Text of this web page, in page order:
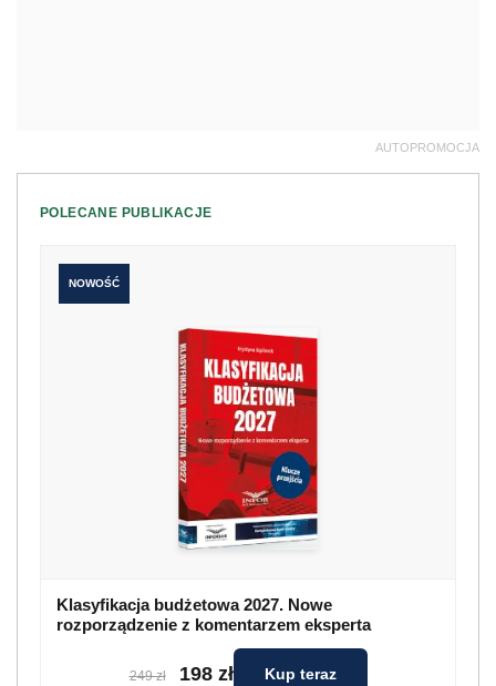
AUTOPROMOCJA
POLECANE PUBLIKACJE
NOWOŚĆ
Klasyfikacja budżetowa 2027. Nowe
rozporządzenie z komentarzem eksperta
249 zł 198 zł Kup teraz